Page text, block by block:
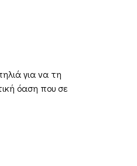
για να τη
όαση που σε